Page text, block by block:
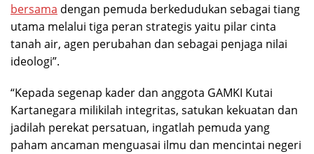
bersama dengan pemuda berkedudukan sebagai tiang
utama melalui tiga peran strategis yaitu pilar cinta
tanah air, agen perubahan dan sebagai penjaga nilai
ideologi”.
“Kepada segenap kader dan anggota GAMKI Kutai
Kartanegara milikilah integritas, satukan kekuatan dan
jadilah perekat persatuan, ingatlah pemuda yang
paham ancaman menguasai ilmu dan mencintai negeri